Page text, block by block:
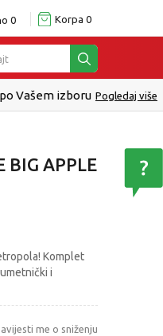
0 Korpa 0
BIG APPLE
Komplet
i
me o sniženju